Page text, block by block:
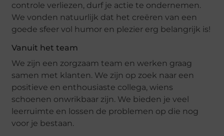
controle verliezen, durf je actie te ondernemen.
We vonden natuurlijk dat het creëren van een
goede sfeer vol humor en plezier erg belangrijk is!
Vanuit het team
We zijn een zorgzaam team en werken graag
samen met klanten. We zijn op zoek naar een
positieve en enthousiaste collega, wiens
schoenen onwrikbaar zijn. We bieden je veel
leerruimte en lossen de problemen op die nog
voor je bestaan.